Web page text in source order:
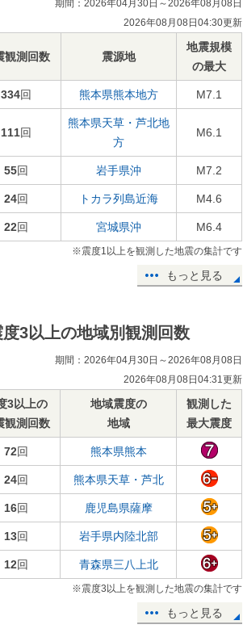
期間：2026年04月30日～2026年08月08日
2026年08月08日04:30更新
観測回数 震源地
地震規模
の最大
334回 熊本県熊本地方 M7.1
111回
熊本県天草・芦北地
方
M6.1
55回 岩手県沖 M7.2
24回 トカラ列島近海 M4.6
22回 宮城県沖 M6.4
※震度1以上を観測した地震の集計です
もっと見る
度3以上の地域別観測回数
期間：2026年04月30日～2026年08月08日
2026年08月08日04:31更新
3以上の
観測回数
地域震度の
地域
観測した
最大震度
72回 熊本県熊本
24回 熊本県天草・芦北
16回 鹿児島県薩摩
13回 岩手県内陸北部
12回 青森県三八上北
※震度3以上を観測した地震の集計です
もっと見る